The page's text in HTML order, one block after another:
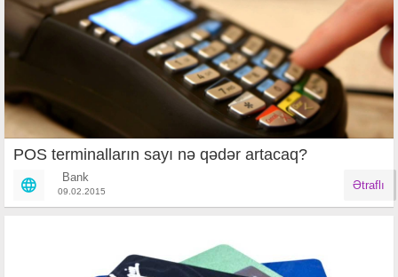
POS terminalların sayı nə qədər artacaq?
Bank
09.02.2015 Ətraflı